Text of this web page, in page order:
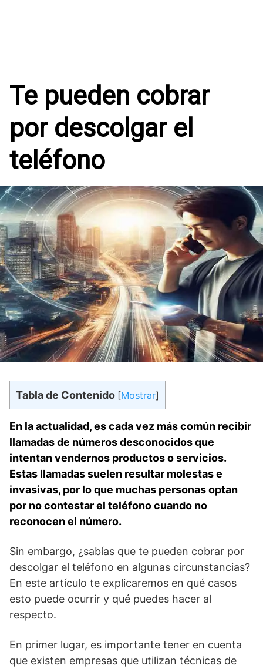
Te pueden cobrar
por descolgar el
teléfono
Tabla de Contenido [Mostrar]
En la actualidad, es cada vez más común recibir
llamadas de números desconocidos que
intentan⁢ vendernos productos⁤ o servicios.
Estas llamadas suelen resultar molestas e
invasivas, por⁣ lo que muchas personas optan
por no contestar el⁣ teléfono cuando no
reconocen el número.
Sin embargo, ¿sabías que te pueden‌ cobrar por
descolgar el teléfono ‌en algunas circunstancias?
En ⁤este artículo ​te explicaremos en qué casos
esto puede ocurrir y qué puedes hacer al
respecto.
En primer lugar,​ es importante tener en cuenta
que existen empresas que utilizan técnicas de